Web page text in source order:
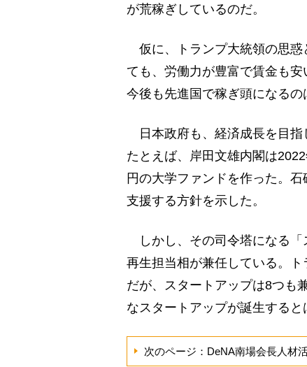
が荒稼ぎしているのだ。
仮に、トランプ大統領の思惑
ても、労働力が豊富で賃金も安
今後も先進国で稼ぎ頭になるの
日本政府も、経済成長を目指
たとえば、岸田文雄内閣は
円の大学ファンドを作った。
支援する方針を示した。
しかし、その司令塔になる「
再生担当相が兼任している。
だが、スタートアップは8つも
なスタートアップが誕生すると
次のページ：DeNA南場会長人材